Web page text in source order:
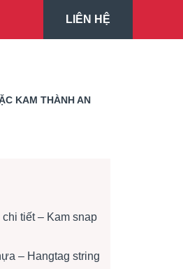
LIÊN HỆ
KAM THÀNH AN
tiết – Kam snap
– Hangtag string